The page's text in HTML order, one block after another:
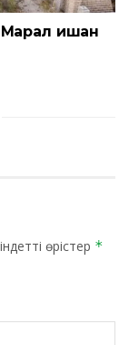
Марал ишан
өрістер *